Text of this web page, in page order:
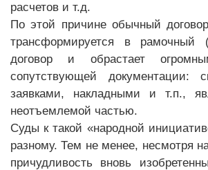
расчетов и т.д.
По этой причине обычный
трансформируется в рамочный
договор и обрастает
сопутствующей документации:
заявками, накладными и т.п.,
неотъемлемой частью.
Суды к такой «народной
разному. Тем не менее, несмотря
причудливость вновь